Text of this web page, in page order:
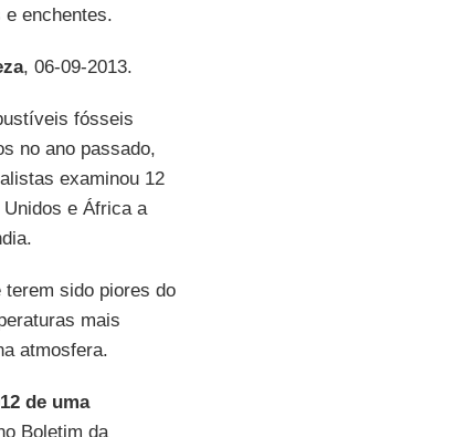
enchentes.
, 06-09-2013.
fósseis
no ano passado,
examinou 12
e África a
sido piores do
mais
atmosfera.
de uma
Boletim da